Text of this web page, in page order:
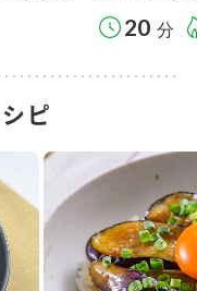
20 分
ピ